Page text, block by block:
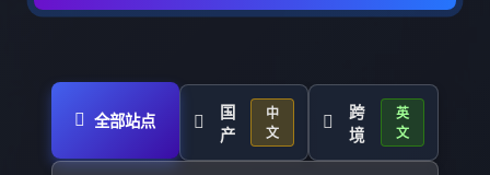
全部站点
国
产
中
文
跨
境
英
文